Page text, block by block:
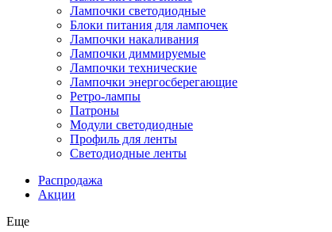
Лампочки светодиодные
Блоки питания для лампочек
Лампочки накаливания
Лампочки диммируемые
Лампочки технические
Лампочки энергосберегающие
Ретро-лампы
Патроны
Модули светодиодные
Профиль для ленты
Светодиодные ленты
Распродажа
Акции
Еще